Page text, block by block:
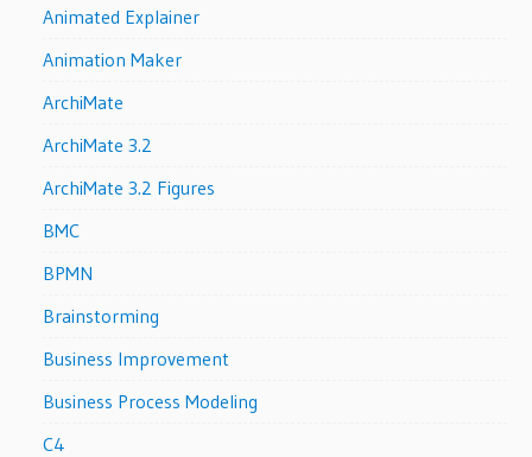
Animated Explainer
Animation Maker
ArchiMate
ArchiMate 3.2
ArchiMate 3.2 Figures
BMC
BPMN
Brainstorming
Business Improvement
Business Process Modeling
C4